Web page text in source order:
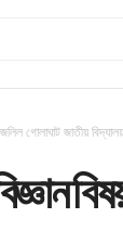
গোলাঘাট জাতীয় বিদ্যালয়